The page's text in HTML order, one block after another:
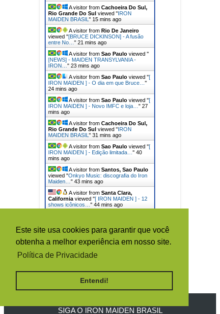
Este site usa cookies para garantir que você
obtenha a melhor experiência em nosso site.
Política de Privacidade
Entendi!
A visitor from Cachoeira Do Sul,
Rio Grande Do Sul viewed "IRON
MAIDEN BRASIL " 15 mins ago
A visitor from Rio De Janeiro
viewed "[BRUCE DICKINSON] - A fusão
entre No… " 21 mins ago
A visitor from Sao Paulo viewed "
[NEWS] - MAIDEN TRANSYLVANIA -
IRON… " 23 mins ago
A visitor from Sao Paulo viewed "[
IRON MAIDEN ] - O dia em que Bruce… "
24 mins ago
A visitor from Sao Paulo viewed "[
IRON MAIDEN ] - Novo IMFC e loja… " 27
mins ago
A visitor from Cachoeira Do Sul,
Rio Grande Do Sul viewed "IRON
MAIDEN BRASIL " 31 mins ago
A visitor from Sao Paulo viewed "[
IRON MAIDEN ] - Edição limitada… " 40
mins ago
A visitor from Santos, Sao Paulo
viewed "Onkyo Music: discografia do Iron
Maiden… " 43 mins ago
A visitor from Santa Clara,
California viewed "[ IRON MAIDEN ] - 12
shows icônicos… " 44 mins ago
TOTAL DE VISUALIZAÇÕES DE
SIGA O IRON MAIDEN BRASIL